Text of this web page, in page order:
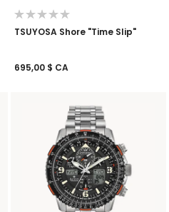
TSUYOSA Shore "Time Slip"
695,00 $ CA